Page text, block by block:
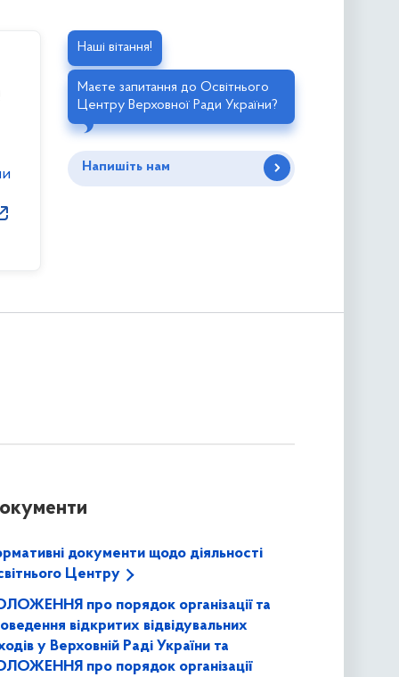
Наші вітання!
Маєте запитання до Освітнього
Центру Верховної Ради України?
Напишіть нам
документи щодо діяльності
Центру
про порядок організації та
відкритих відвідувальних
у Верховній Раді України та
про порядок організації